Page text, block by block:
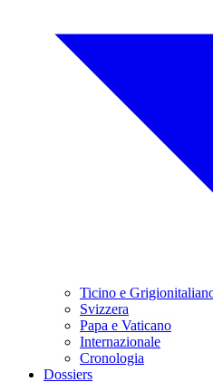
Ticino e
Svizzera
Papa e Vaticano
Internazionale
Cronologia
Dossiers